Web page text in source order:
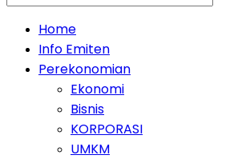
Home
Info Emiten
Perekonomian
Ekonomi
Bisnis
KORPORASI
UMKM